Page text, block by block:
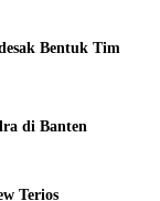
Bentuk Tim
di Banten
Terios